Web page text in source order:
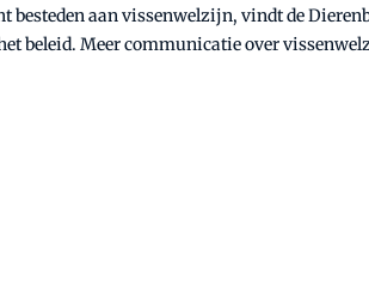
besteden aan vissenwelzijn, vindt de
beleid. Meer communicatie over